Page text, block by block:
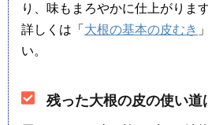
り、味もまろやかに仕上がります
詳しくは「 大根の基本の皮むき
い。
残った大根の皮の使い道